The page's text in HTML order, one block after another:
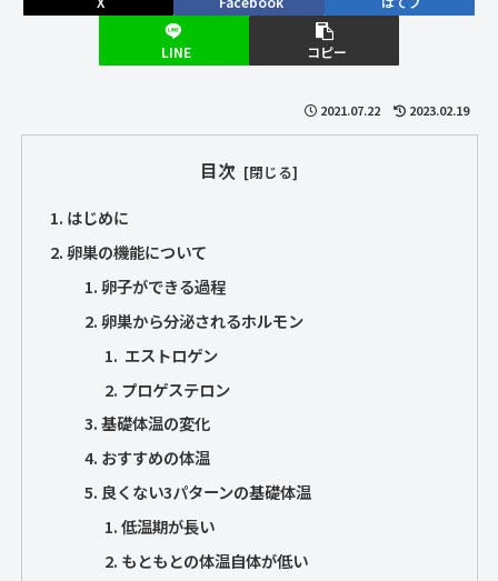
LINE コピー
2021.07.22 2023.02.19
目次
はじめに
卵巣の機能について
卵子ができる過程
卵巣から分泌されるホルモン
エストロゲン
プロゲステロン
基礎体温の変化
おすすめの体温
良くない3パターンの基礎体温
低温期が長い
もともとの体温自体が低い